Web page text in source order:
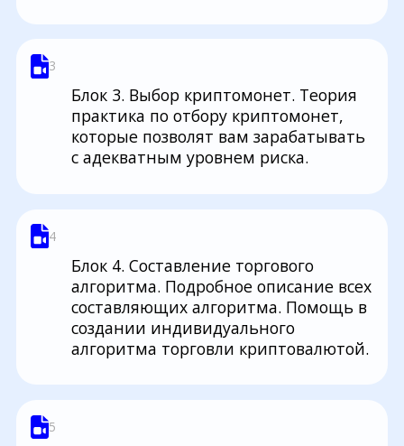
3
Блок 3. Выбор криптомонет. Теория
практика по отбору криптомонет,
которые позволят вам зарабатывать
с адекватным уровнем риска.
4
Блок 4. Составление торгового
алгоритма. Подробное описание всех
составляющих алгоритма. Помощь в
создании индивидуального
алгоритма торговли криптовалютой.
5